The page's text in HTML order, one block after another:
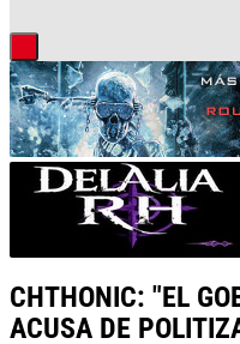
CHTHONIC: "EL
ACUSA DE